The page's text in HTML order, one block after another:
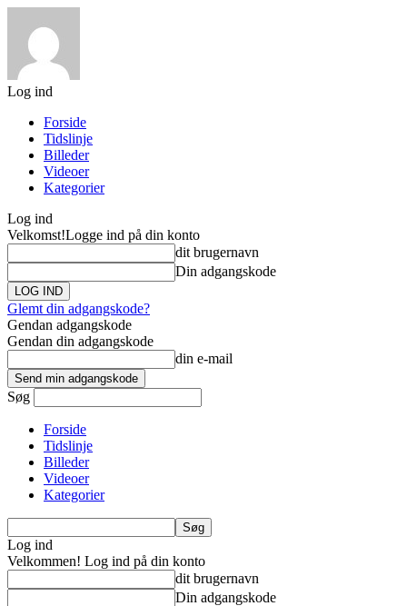
Log ind
Forside
Tidslinje
Billeder
Videoer
Kategorier
Log ind
Velkomst!Logge ind på din konto
dit brugernavn
Din adgangskode
Glemt din adgangskode?
Gendan adgangskode
Gendan din adgangskode
din e-mail
Søg
Forside
Tidslinje
Billeder
Videoer
Kategorier
Log ind
Velkommen! Log ind på din konto
dit brugernavn
Din adgangskode